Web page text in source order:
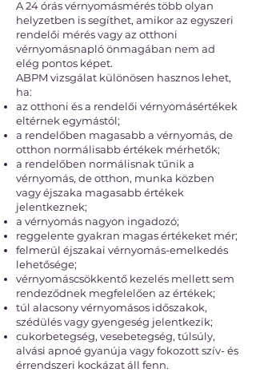
A 24 órás vérnyomásmérés több olyan
helyzetben is segíthet, amikor az egyszeri
rendelői mérés vagy az otthoni
vérnyomásnapló önmagában nem ad
elég pontos képet.
ABPM vizsgálat különösen hasznos lehet,
ha:
az otthoni és a rendelői vérnyomásértékek
eltérnek egymástól;
a rendelőben magasabb a vérnyomás, de
otthon normálisabb értékek mérhetők;
a rendelőben normálisnak tűnik a
vérnyomás, de otthon, munka közben
vagy éjszaka magasabb értékek
jelentkeznek;
a vérnyomás nagyon ingadozó;
reggelente gyakran magas értékeket mér;
felmerül éjszakai vérnyomás-emelkedés
lehetősége;
vérnyomáscsökkentő kezelés mellett sem
rendeződnek megfelelően az értékek;
túl alacsony vérnyomásos időszakok,
szédülés vagy gyengeség jelentkezik;
cukorbetegség, vesebetegség, túlsúly,
alvási apnoé gyanúja vagy fokozott szív- és
érrendszeri kockázat áll fenn.